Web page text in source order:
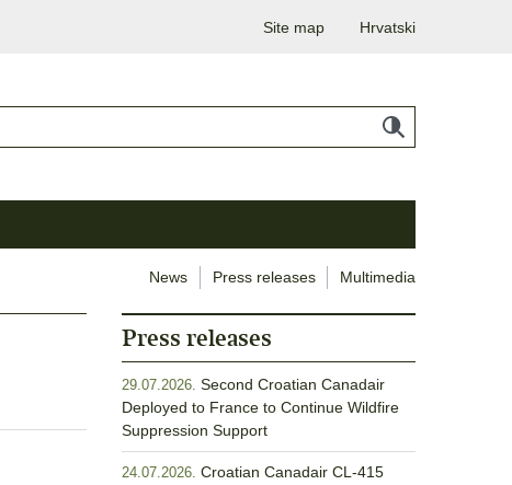
Site map Hrvatski
News Press releases Multimedia
Press releases
29.07.2026. Second Croatian Canadair
Deployed to France to Continue Wildfire
Suppression Support
24.07.2026. Croatian Canadair CL-415